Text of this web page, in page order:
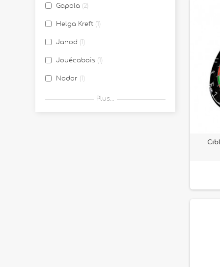
Gapola 2
Helga Kreft
Janod
Jouécabois
Nodor
Plus...